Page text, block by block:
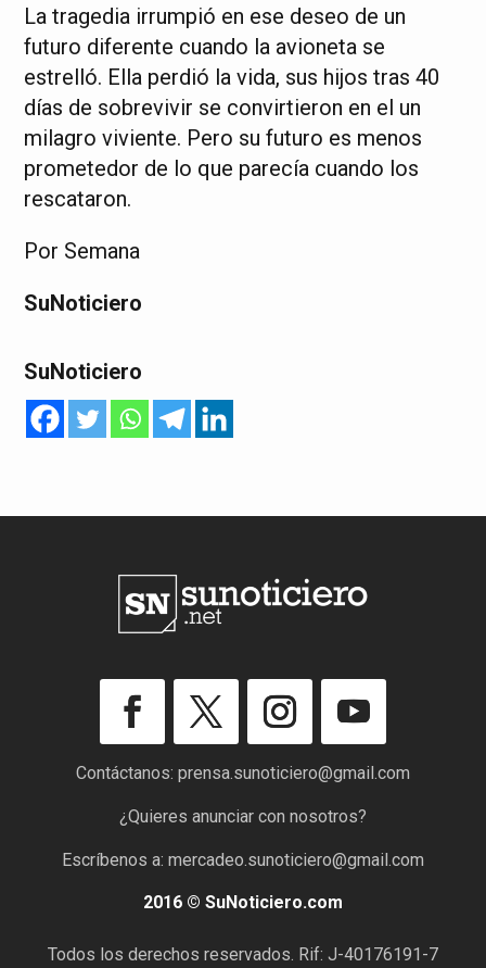
La tragedia irrumpió en ese deseo de un
futuro diferente cuando la avioneta se
estrelló. Ella perdió la vida, sus hijos tras 40
días de sobrevivir se convirtieron en el un
milagro viviente. Pero su futuro es menos
prometedor de lo que parecía cuando los
rescataron.
Por Semana
SuNoticiero
SuNoticiero
Contáctanos: prensa.sunoticiero@gmail.com
¿Quieres anunciar con nosotros?
Escríbenos a: mercadeo.sunoticiero@gmail.com
2016 © SuNoticiero.com
Todos los derechos reservados. Rif: J-40176191-7